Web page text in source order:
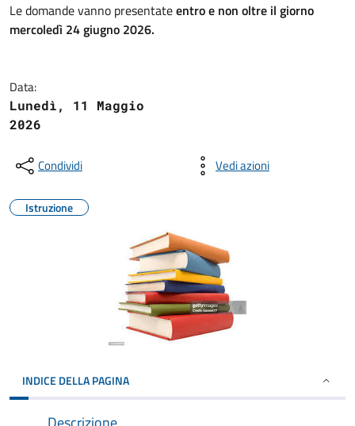
Le domande vanno presentateentro e non oltre il giorno
mercoledì 24 giugno 2026.
Data:
Lunedì, 11 Maggio
2026
Condividi Vedi azioni
Istruzione
INDICE DELLA PAGINA